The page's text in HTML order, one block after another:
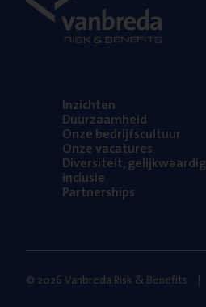
Inzich­ten
Duur­zaam­heid
Onze bedrijfs­cul­tuur
Onze vaca­tu­res
Diver­si­teit,
inclusie
Part­ner­ships
© 2026 Vanbreda Risk & Benefits